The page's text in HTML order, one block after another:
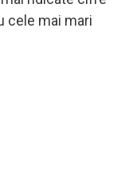
cele mai mari